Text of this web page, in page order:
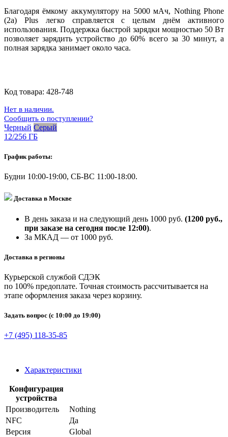
Благодаря ёмкому аккумулятору на 5000 мАч, Nothing Phone
(2a) Plus легко справляется с целым днём активного
использования. Поддержка быстрой зарядки мощностью 50 Вт
позволяет зарядить устройство до 60% всего за 30 минут, а
полная зарядка занимает около часа.
Код товара: 428-748
Нет в наличии.
Сообщить о поступлении?
Черный Серый
12/256 ГБ
График работы:
Будни 10:00-19:00, СБ-ВС 11:00-18:00.
Доставка в Москве
В день заказа и на следующий день 1000 руб. (1200 руб.,
при заказе на сегодня после 12:00).
За МКАД — от 1000 руб.
Доставка в регионы
Курьерской службой СДЭК
по 100% предоплате. Точная стоимость рассчитывается на
этапе оформления заказа через корзину.
Задать вопрос (с 10:00 до 19:00)
+7 (495) 118-35-85
Характеристики
Конфигурация
устройства
Производитель
Nothing
NFC
Да
Версия
Global